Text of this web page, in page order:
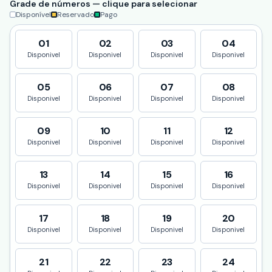
Grade de números — clique para selecionar
Disponível Reservado Pago
01
Disponivel
02
Disponivel
03
Disponivel
04
Disponivel
05
Disponivel
06
Disponivel
07
Disponivel
08
Disponivel
09
Disponivel
10
Disponivel
11
Disponivel
12
Disponivel
13
Disponivel
14
Disponivel
15
Disponivel
16
Disponivel
17
Disponivel
18
Disponivel
19
Disponivel
20
Disponivel
21 22 23 24